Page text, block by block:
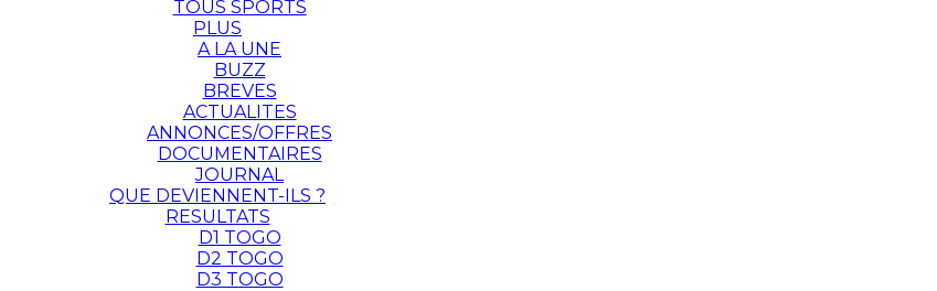
TOUS SPORTS
PLUS
A LA UNE
BUZZ
BREVES
ACTUALITES
ANNONCES/OFFRES
DOCUMENTAIRES
JOURNAL
QUE DEVIENNENT-ILS ?
RESULTATS
D1 TOGO
D2 TOGO
D3 TOGO